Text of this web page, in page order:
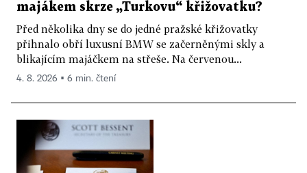
majákem skrze „Turkovu“ křižovatku?
Před několika dny se do jedné pražské křižovatky
přihnalo obří luxusní BMW se začerněnými skly a
blikajícím majáčkem na střeše. Na červenou...
4. 8. 2026 ▪ 6 min. čtení